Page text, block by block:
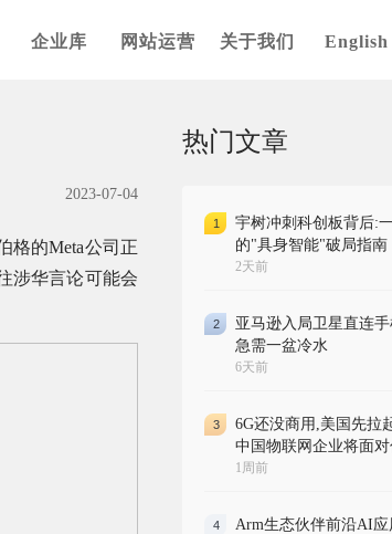
企业库 网站运营 关于我们 English
2023-07-04
格的Meta公司正
涉华言论可能会
热门文章
1
宇树冲刺科创板背后:
的"具身智能"破局指南
2天前
2
亚马逊入局卫星直连
急需一盆冷水
6天前
3
6G还没商用,美国先拉
中国物联网企业将面对
1周前
4 Arm生态伙伴前沿AI